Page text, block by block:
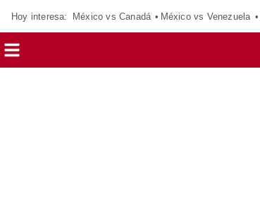
Hoy interesa: México vs Canadá México vs Venezuela